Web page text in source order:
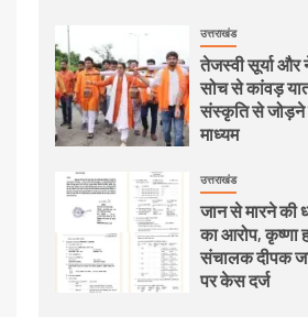
उत्तराखंड
तेजस्वी सूर्या और
सोच से कांवड़
संस्कृति से जोड़ने
माध्यम
उत्तराखंड
जान से मारने की
का आरोप, कृष्णा
संचालक दीपक
पर केस दर्ज